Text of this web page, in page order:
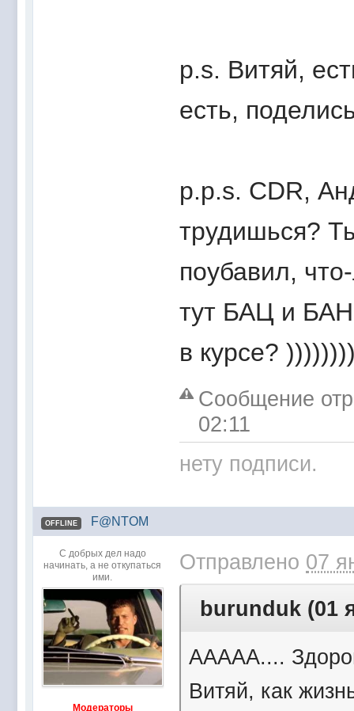
p.s. Витяй,
есть,
p.p.s. CDR,
трудишься?
поубавил,
тут БАЦ и БАН
в курсе?
Сообщение
02:11
нету подписи.
OFFLINE F@NTOM
С добрых дел надо
начинать, а не откупаться
ими.
Модераторы
Отправлено 07
burunduk (01
ААААА....
Витяй, как